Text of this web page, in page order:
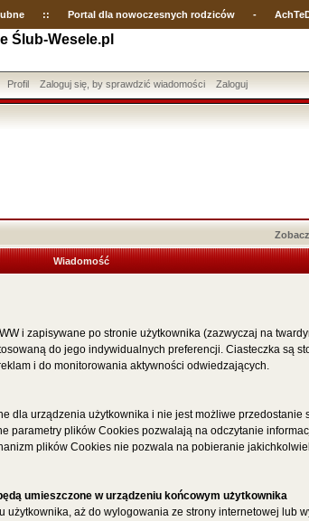
:: Portal dla nowoczesnych rodziców -
Ślub-Wesele.pl
Profil Zaloguj się, by sprawdzić wiadomości Zaloguj
Wiadomość
i zapisywane po stronie użytkownika (zazwyczaj na
do jego indywidualnych preferencji. Ciasteczka są
i do monitorowania aktywności odwiedzających.
dla urządzenia użytkownika i nie jest możliwe
parametry plików Cookies pozwalają na odczytanie
plików Cookies nie pozwala na pobieranie
umieszczone w urządzeniu końcowym użytkownika
aż do wylogowania ze strony internetowej lub